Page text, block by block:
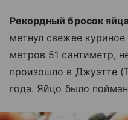
Рекордный бросок
метнул свежее
метров 51 сантиметр,
произошло в Джуэтте
года. Яйцо было